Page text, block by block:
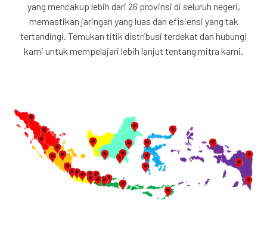
yang mencakup lebih dari 26 provinsi di seluruh negeri,
memastikan jaringan yang luas dan efisiensi yang tak
tertandingi. Temukan titik distribusi terdekat dan hubungi
kami untuk mempelajari lebih lanjut tentang mitra kami.